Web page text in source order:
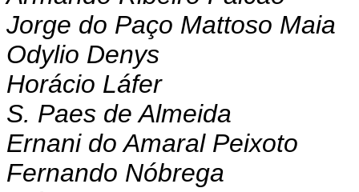
Jorge do Paço Mattoso Maia
Odylio Denys
Horácio Láfer
S. Paes de Almeida
Ernani do Amaral Peixoto
Fernando Nóbrega